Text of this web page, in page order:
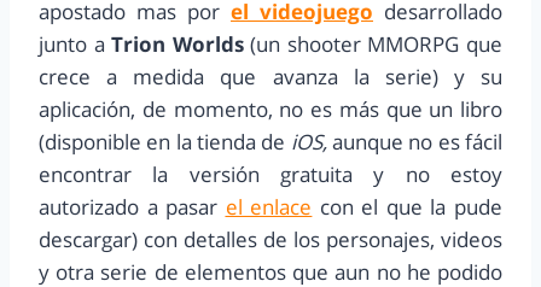
apostado mas por el videojuego desarrollado
junto a Trion Worlds(un shooter MMORPG que
crece a medida que avanza la serie) y su
aplicación, de momento, no es más que un libro
(disponible en la tienda de iOS,aunque no es fácil
encontrar la versión gratuita y no estoy
autorizado a pasar el enlace con el que la pude
descargar) con detalles de los personajes, videos
y otra serie de elementos que aun no he podido